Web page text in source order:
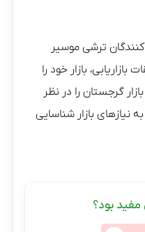
کنندگان ترشی موسیر
بازار خود را
گرجستان را در نظر
نیازهای بازار شناسایی
مفید بود؟